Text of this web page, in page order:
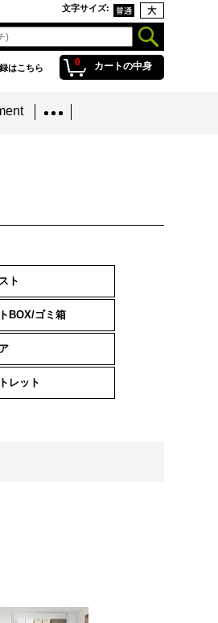
文字サイズ:
0 カートの中身
はこちら
ト
BOX/ゴミ箱
レット